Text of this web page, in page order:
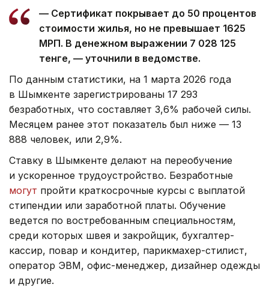
— Сертификат покрывает до 50 процентов
стоимости жилья, но не превышает 1625
МРП. В денежном выражении 7 028 125
тенге, — уточнили в ведомстве.
По данным статистики, на 1 марта 2026 года
в Шымкенте зарегистрированы 17 293
безработных, что составляет 3,6% рабочей силы.
Месяцем ранее этот показатель был ниже — 13
888 человек, или 2,9%.
Ставку в Шымкенте делают на переобучение
и ускоренное трудоустройство. Безработные
могут пройти краткосрочные курсы с выплатой
стипендии или заработной платы. Обучение
ведется по востребованным специальностям,
среди которых швея и закройщик, бухгалтер-
кассир, повар и кондитер, парикмахер-стилист,
оператор ЭВМ, офис-менеджер, дизайнер одежды
и другие.